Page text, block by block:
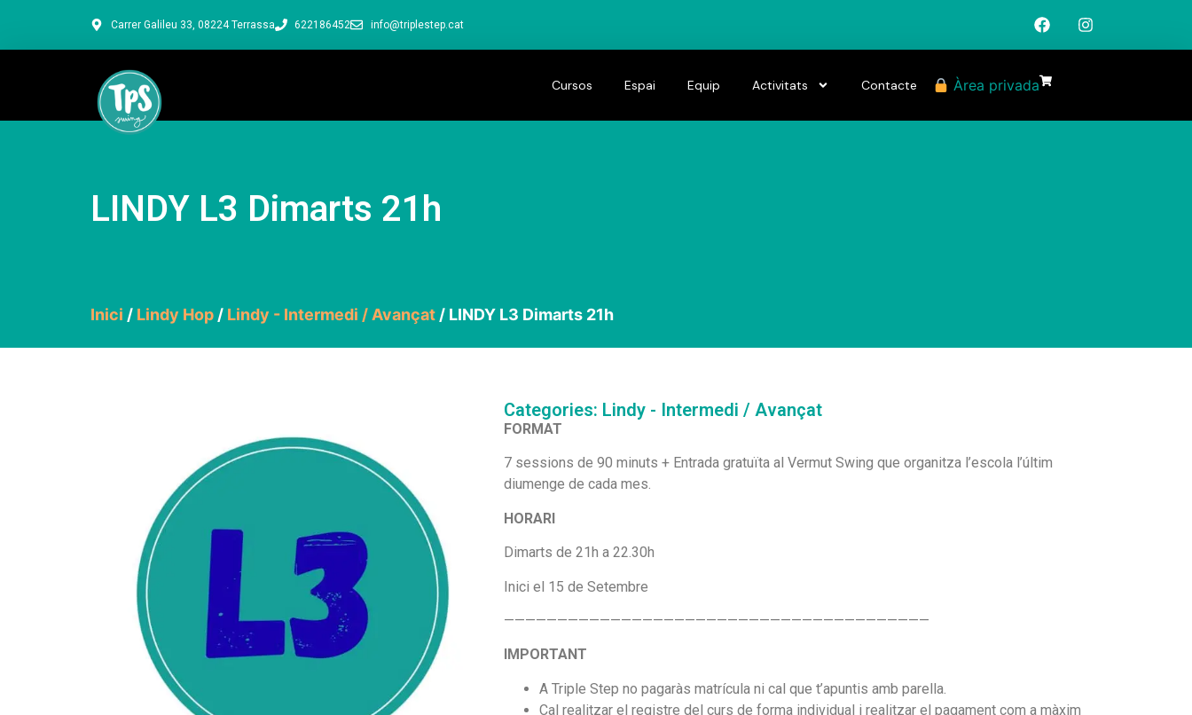
Carrer Galileu 33, 08224 Terrassa 622186452 info@triplestep.cat
Cursos Espai Equip Activitats Contacte Àrea privada
LINDY L3 Dimarts 21h
Inici / Lindy Hop / Lindy - Intermedi / Avançat / LINDY L3 Dimarts 21h
Categories: Lindy - Intermedi / Avançat
FORMAT
7 sessions de 90 minuts + Entrada gratuïta al Vermut Swing que organitza l’escola l’últim
diumenge de cada mes.
HORARI
Dimarts de 21h a 22.30h
Inici el 15 de Setembre
————————————————————————————————————————
IMPORTANT
A Triple Step no pagaràs matrícula ni cal que t’apuntis amb parella.
Cal realitzar el registre del curs de forma individual i realitzar el pagament com a màxim